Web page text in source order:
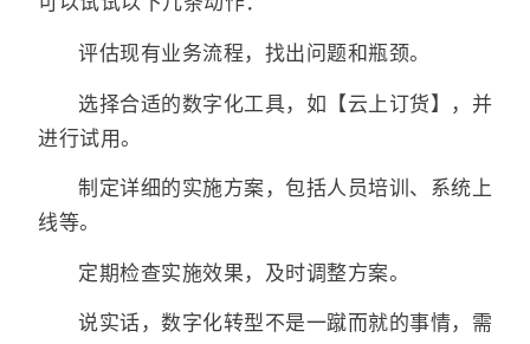
评估现有业务流程，找出问题和瓶颈。
选择合适的数字化工具，如【云上订货】，并
进行试用。
制定详细的实施方案，包括人员培训、系统上
线等。
定期检查实施效果，及时调整方案。
说实话，数字化转型不是一蹴而就的事情，需